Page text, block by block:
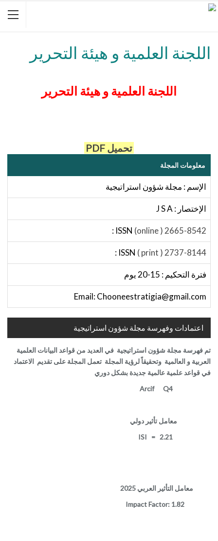
اللجنة العلمية و هيئة التحرير
اللجنة العلمية و هيئة التحرير
تحميل PDF
معلومات المجلة
الإسم : مجلة شؤون استراتيجية
الإختصار : J S A
2665-8542 ( online)
2737-8144 ( print )
فترة التحكيم : 15-20 يوم
Email: Chooneestratigia@gmail.com
اعتمادات وفهرسة مجلة شؤون استراتيجية
تم فهرسة مجلة شؤون استراتيجية في العديد من قواعد البيانات العلمية
العربية و العالمية وتحقيقاً لرؤية المجلة تعمل المجلة على تقديم الاعتماد
في قواعد علمية عالمية جديدة بشكل دوري
Q4
معامل تأثير دولي
معامل التأثير العربي 2025